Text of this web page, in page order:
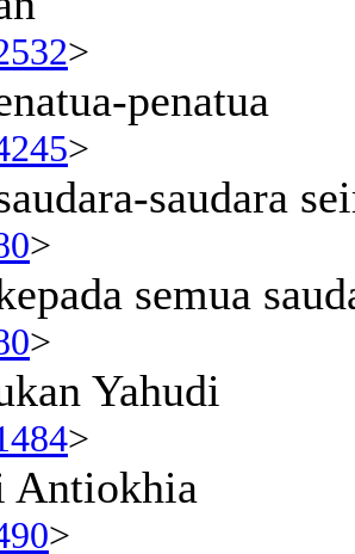
>
penatua
>
saudara
>
semua
>
Yahudi
>
Antiokhia
>